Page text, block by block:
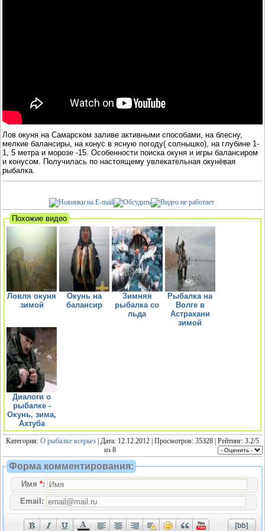
Лов окуня на Самарском заливе активными способами, на блесну,
мелкие балансиры, на конус в ясную погоду( солнышко), на глубине 1-
1, 5 метра и морозе -15. Особенности поиска окуня и игры балансиром
и конусом. Получилась по настоящему увлекательная окунёвая
рыбалка.
Похожие видео
Ловля окуня
зимой
Окунь на
балансир
Зимняя
рыбалка со
льда
Рыбалка на
Волге в
Астрахани
зимой
Диалоги о
рыбалке -
Окунь, зима,
Ахтуба
Категория: О рыбалке всерьез | Дата: 12.12.2012 | Просмотров: 35328 | Рейтинг: 3.2/5
из 8
Форма комментирования:
Имя *:
Email: